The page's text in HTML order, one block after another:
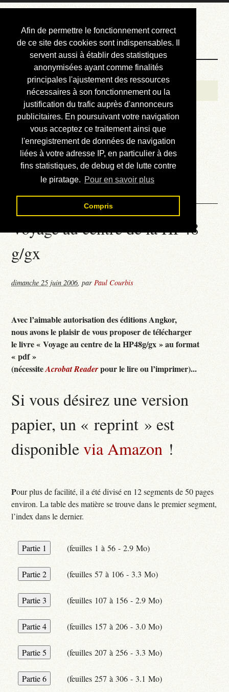
Afin de permettre le fonctionnement correct
de ce site des cookies sont indispensables. Il
servent aussi à établir des statistiques
anonymisées ayant comme finalités
principales l'ajustement des ressources
nécessaires à son fonctionnement ou la
justification du trafic auprès d'annonceurs
publicitaires. En poursuivant votre navigation
vous acceptez ce traitement ainsi que
l'enregistrement de données de navigation
liées à votre adresse IP, en particulier à des
fins statistiques, de debug et de lutte contre
le piratage. Pour en savoir plus
Compris
Courbis, « LE »
Blog Officiel
Bienvenue
Réalisations
Divers (et d’été)
Annonces
Liens externes
Téléchargement
Contact
Voyage au centre de la HP48
g/gx
dimanche 25 juin 2006,parPaul Courbis
Avec l’aimable autorisation des éditions Angkor,
nous avons le plaisir de vous proposer de télécharger
le livre « Voyage au centre de la HP48g/gx » au format
« pdf »
(nécessiteAcrobat Readerpour le lire ou l’imprimer)...
Si vous désirez une version
papier, un « reprint » est
disponiblevia Amazon !
Pour plus de facilité, il a été divisé en 12 segments de 50 pages
environ. La table des matière se trouve dans le premier segment,
l’index dans le dernier.
(feuilles 1 à 56 - 2.9 Mo)
(feuilles 57 à 106 - 3.3 Mo)
(feuilles 107 à 156 - 2.9 Mo)
(feuilles 157 à 206 - 3.0 Mo)
(feuilles 207 à 256 - 3.3 Mo)
(feuilles 257 à 306 - 3.1 Mo)